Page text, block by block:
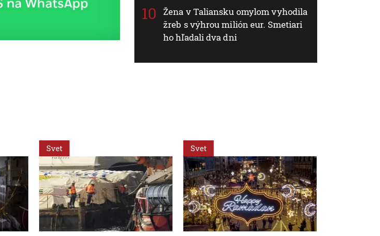
Žena v Taliansku omylom vyhodila
žreb s výhrou milión eur. Smetiari
ho hľadali dva dni
Svet Svet